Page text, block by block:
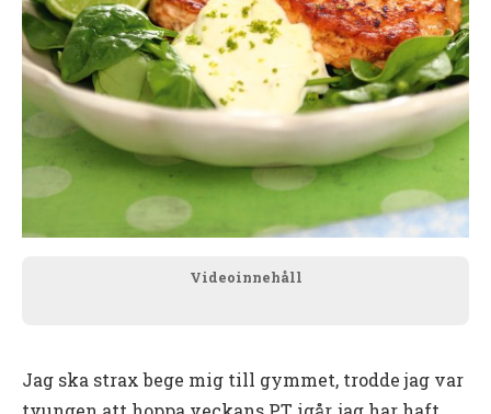
Videoinnehåll
Jag ska strax bege mig till gymmet, trodde jag var